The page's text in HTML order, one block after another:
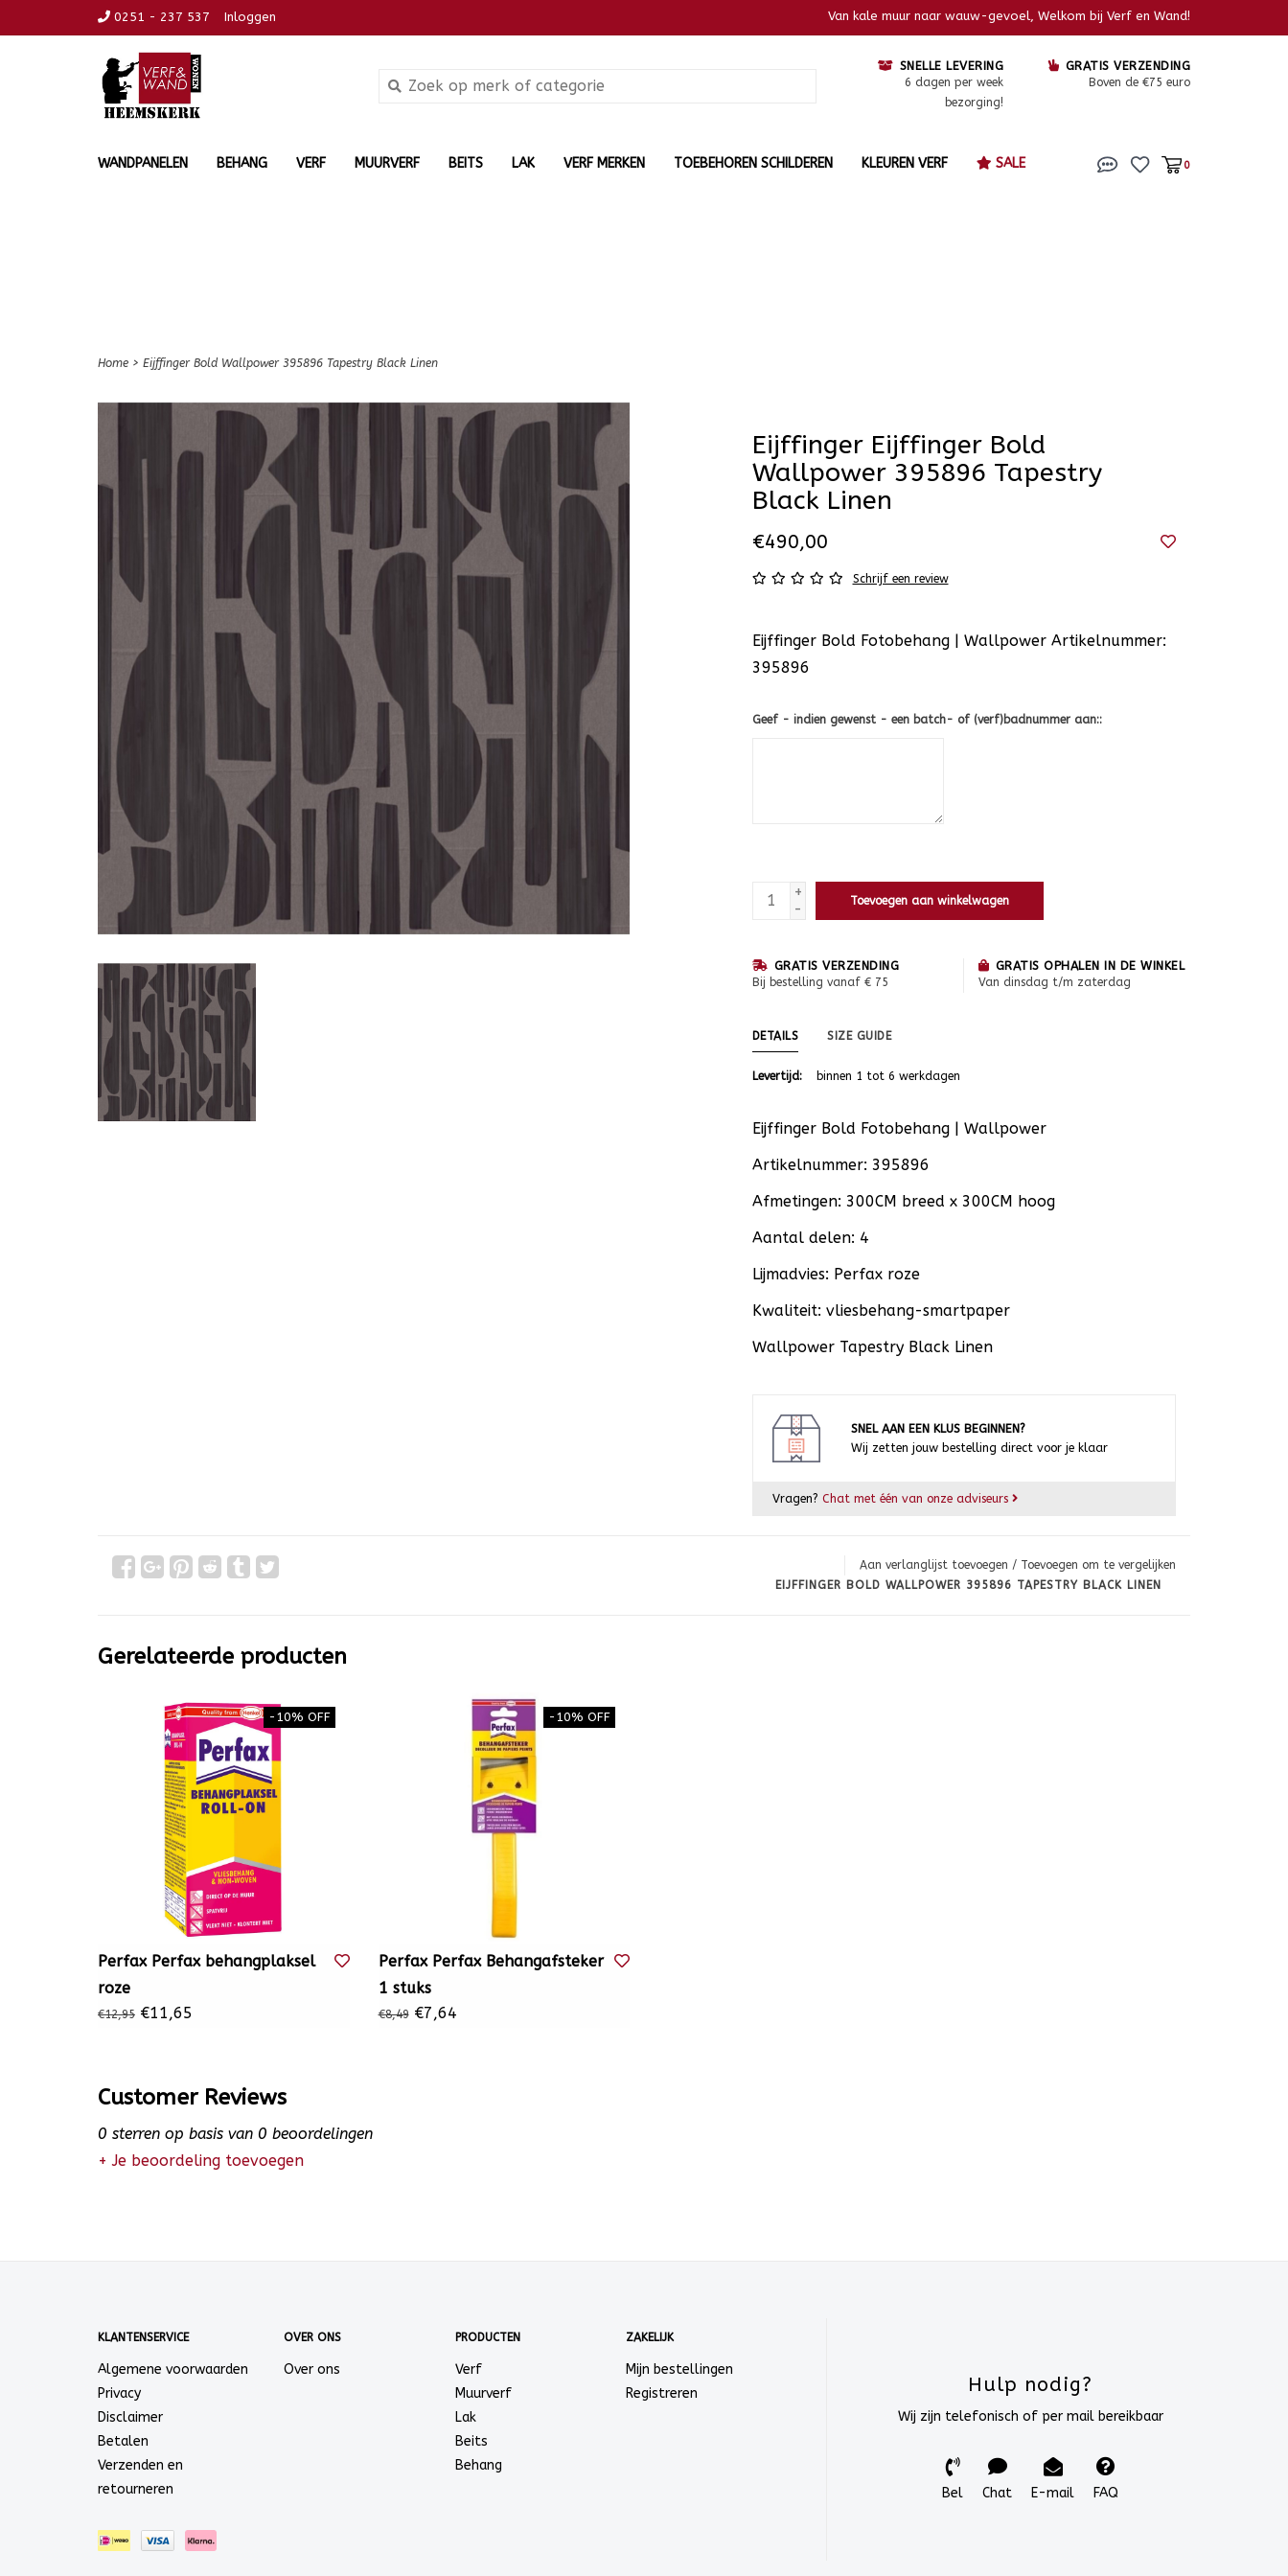
0251 - 237 537 Inloggen Van kale muur naar wauw-gevoel, Welkom bij Verf en Wand!
SNELLE LEVERING
6 dagen per week
bezorging!
GRATIS VERZENDING
Boven de €75 euro
WANDPANELEN BEHANG VERF MUURVERF BEITS LAK VERF MERKEN TOEBEHOREN SCHILDEREN KLEUREN VERF SALE 0
Home > Eijffinger Bold Wallpower 395896 Tapestry Black Linen
Eijffinger Eijffinger Bold
Wallpower 395896 Tapestry
Black Linen
€490,00
Schrijf een review
Eijffinger Bold Fotobehang | Wallpower Artikelnummer:
395896
Geef - indien gewenst - een batch- of (verf)badnummer aan::
+
-
Toevoegen aan winkelwagen
GRATIS VERZENDING
Bij bestelling vanaf € 75
GRATIS OPHALEN IN DE WINKEL
Van dinsdag t/m zaterdag
DETAILS SIZE GUIDE
Levertijd: binnen 1 tot 6 werkdagen
Eijffinger Bold Fotobehang | Wallpower
Artikelnummer: 395896
Afmetingen: 300CM breed x 300CM hoog
Aantal delen: 4
Lijmadvies: Perfax roze
Kwaliteit: vliesbehang-smartpaper
Wallpower Tapestry Black Linen
SNEL AAN EEN KLUS BEGINNEN?
Wij zetten jouw bestelling direct voor je klaar
Vragen? Chat met één van onze adviseurs
Aan verlanglijst toevoegen / Toevoegen om te vergelijken
EIJFFINGER BOLD WALLPOWER 395896 TAPESTRY BLACK LINEN
Gerelateerde producten
-10% OFF
Perfax Perfax behangplaksel
roze
€12,95 €11,65
-10% OFF
Perfax Perfax Behangafsteker
1 stuks
€8,49€7,64
Customer Reviews
0 sterren op basis van 0 beoordelingen
+ Je beoordeling toevoegen
KLANTENSERVICE
Algemene voorwaarden
Privacy
Disclaimer
Betalen
Verzenden en
retourneren
OVER ONS
Over ons
PRODUCTEN
Verf
Muurverf
Lak
Beits
Behang
ZAKELIJK
Mijn bestellingen
Registreren
Hulp nodig?
Wij zijn telefonisch of per mail bereikbaar
Bel Chat E-mail FAQ